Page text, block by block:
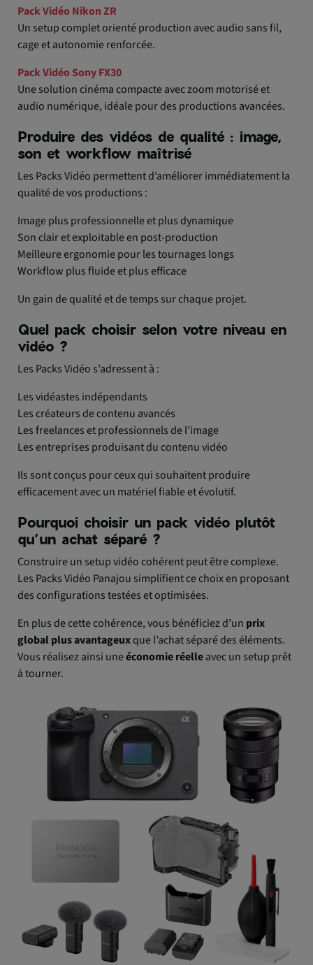
Pack Vidéo Nikon ZR
Un setup complet orienté production avec audio sans fil,
cage et autonomie renforcée.
Pack Vidéo Sony FX30
Une solution cinéma compacte avec zoom motorisé et
audio numérique, idéale pour des productions avancées.
Produire des vidéos de qualité : image,
son et workflow maîtrisé
Les Packs Vidéo permettent d’améliorer immédiatement la
qualité de vos productions :
Image plus professionnelle et plus dynamique
Son clair et exploitable en post-production
Meilleure ergonomie pour les tournages longs
Workflow plus fluide et plus efficace
Un gain de qualité et de temps sur chaque projet.
Quel pack choisir selon votre niveau en
vidéo ?
Les Packs Vidéo s’adressent à :
Les vidéastes indépendants
Les créateurs de contenu avancés
Les freelances et professionnels de l’image
Les entreprises produisant du contenu vidéo
Ils sont conçus pour ceux qui souhaitent produire
efficacement avec un matériel fiable et évolutif.
Pourquoi choisir un pack vidéo plutôt
qu’un achat séparé ?
Construire un setup vidéo cohérent peut être complexe.
Les Packs Vidéo Panajou simplifient ce choix en proposant
des configurations testées et optimisées.
En plus de cette cohérence, vous bénéficiez d’un prix
global plus avantageuxque l’achat séparé des éléments.
Vous réalisez ainsi uneéconomie réelleavec un setup prêt
à tourner.